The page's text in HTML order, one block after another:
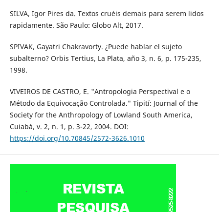
SILVA, Igor Pires da. Textos cruéis demais para serem lidos
rapidamente. São Paulo: Globo Alt, 2017.
SPIVAK, Gayatri Chakravorty. ¿Puede hablar el sujeto
subalterno? Orbis Tertius, La Plata, año 3, n. 6, p. 175-235,
1998.
VIVEIROS DE CASTRO, E. "Antropologia Perspectival e o
Método da Equivocação Controlada." Tipití: Journal of the
Society for the Anthropology of Lowland South America,
Cuiabá, v. 2, n. 1, p. 3-22, 2004. DOI:
https://doi.org/10.70845/2572-3626.1010